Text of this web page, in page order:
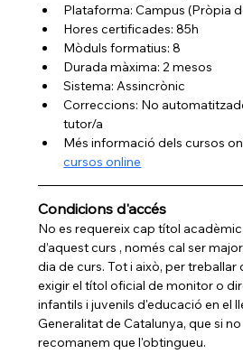
Plataforma: Campus (Pròpia
Hores certificades: 85h
Mòduls formatius: 8
Durada màxima: 2 mesos
Sistema: Assincrònic
Correccions: No
tutor/a
Més informació dels cursos
cursos online
Condicions d'accés
No es requereix cap títol
d’aquest curs , només cal ser
dia de curs. Tot i això, per
exigir el títol oficial de monitor o
infantils i juvenils d'educació en el
Generalitat de Catalunya, que si
recomanem que l'obtingueu.